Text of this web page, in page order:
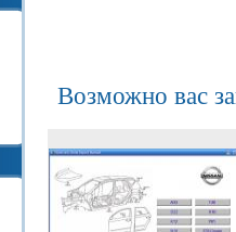
Возможно вас